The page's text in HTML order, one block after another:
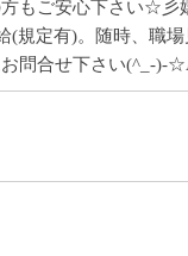
もご安心下さい☆彡
(規定有)。随時、職場
問合せ下さい(^_-)-